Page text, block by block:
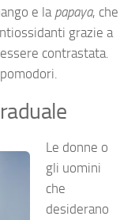
e la papaya, che
grazie a
contrastata.
Le donne o
gli uomini
che
desiderano